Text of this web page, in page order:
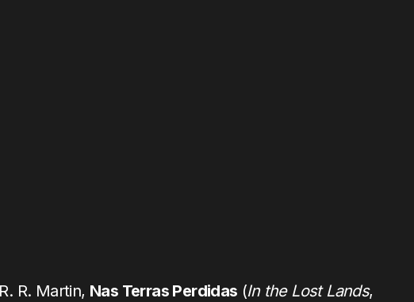
R. Martin, Nas Terras Perdidas (In the Lost Lands,